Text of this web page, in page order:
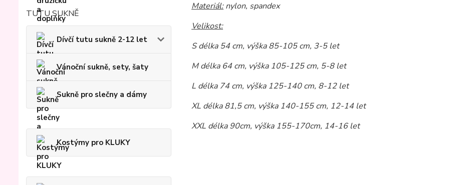
TUTU SUKNĚ
Dívčí tutu sukně 2-12 let
Vánoční sukně, sety, šaty
Sukně pro slečny a dámy
Kostýmy pro KLUKY
Materiál:nylon, spandex
Velikost:
S délka 54 cm, výška 85-105 cm, 3-5 let
M délka 64 cm, výška 105-125 cm, 5-8 let
L délka 74 cm, výška 125-140 cm, 8-12 let
XL délka 81,5 cm, výška 140-155 cm, 12-14 let
XXL délka 90cm, výška 155-170cm, 14-16 let